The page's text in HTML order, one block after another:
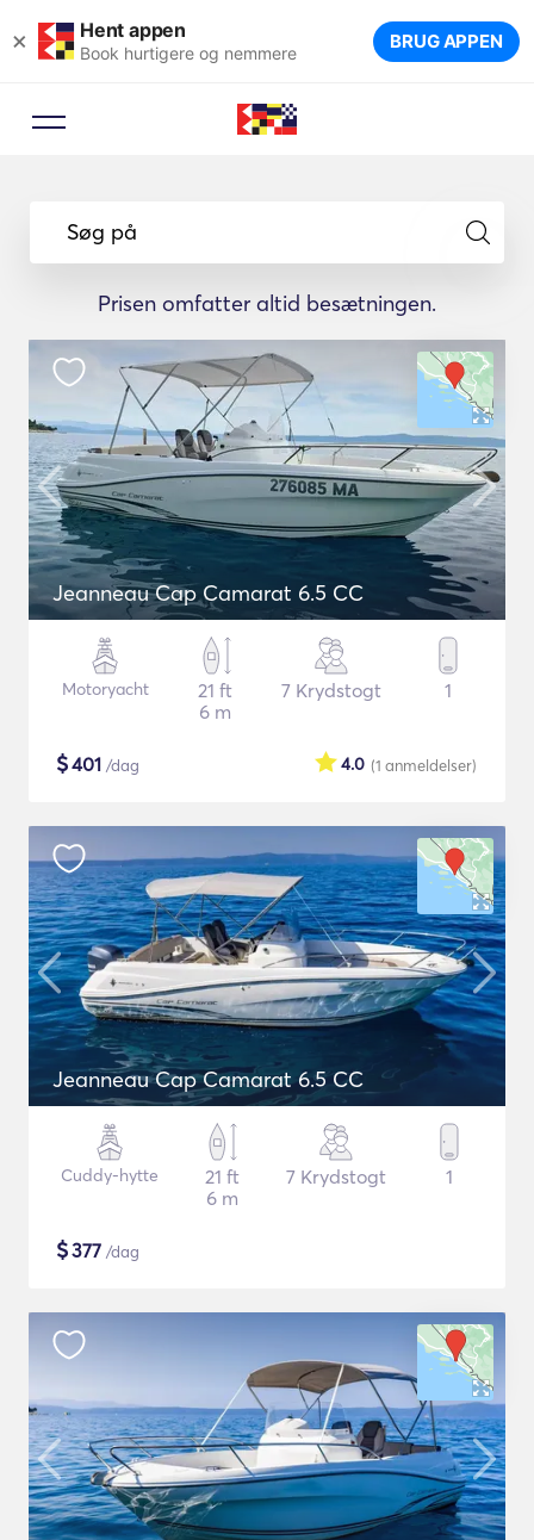
× Hent appen
Book hurtigere og nemmere BRUG APPEN
Søg på
Prisen omfatter altid besætningen.
Jeanneau Cap Camarat 6.5 CC
Motoryacht
21 ft
6 m
7 Krydstogt 1
$401 /dag (1 anmeldelser)
4.0
Jeanneau Cap Camarat 6.5 CC
Cuddy-hytte
21 ft
6 m
7 Krydstogt 1
$377 /dag